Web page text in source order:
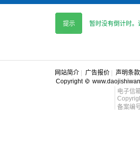
提示 暂时没有倒计时。
网站简介 广告报价
声明条款
Copyright
电子信
备案编